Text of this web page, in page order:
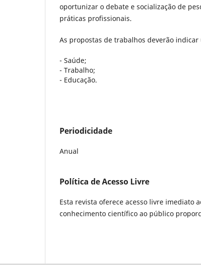
oportunizar o debate e socialização de
práticas profissionais.
As propostas de trabalhos deverão
- Saúde;
- Trabalho;
- Educação.
Periodicidade
Anual
Política de Acesso Livre
Esta revista oferece acesso livre
conhecimento científico ao público